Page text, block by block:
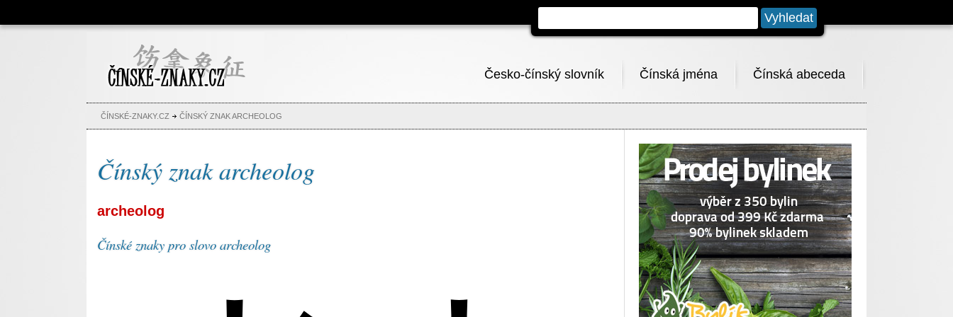
Čínské znaky, česko-čínský
slovník, abeceda, jména,
tetování
Česko-čínský slovník Čínská jména Čínská abeceda
ČÍNSKÉ-ZNAKY.CZ ČÍNSKÝ ZNAK ARCHEOLOG
Čínský znak archeolog
archeolog
Čínské znaky pro slovo archeolog